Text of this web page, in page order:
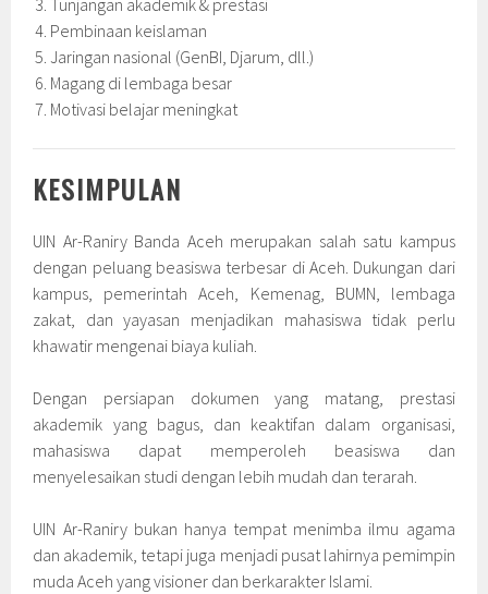
Tunjangan akademik & prestasi
Pembinaan keislaman
Jaringan nasional (GenBI, Djarum, dll.)
Magang di lembaga besar
Motivasi belajar meningkat
KESIMPULAN
UIN Ar-Raniry Banda Aceh merupakan salah satu kampus
dengan peluang beasiswa terbesar di Aceh. Dukungan dari
kampus, pemerintah Aceh, Kemenag, BUMN, lembaga
zakat, dan yayasan menjadikan mahasiswa tidak perlu
khawatir mengenai biaya kuliah.
Dengan persiapan dokumen yang matang, prestasi
akademik yang bagus, dan keaktifan dalam organisasi,
mahasiswa dapat memperoleh beasiswa dan
menyelesaikan studi dengan lebih mudah dan terarah.
UIN Ar-Raniry bukan hanya tempat menimba ilmu agama
dan akademik, tetapi juga menjadi pusat lahirnya pemimpin
muda Aceh yang visioner dan berkarakter Islami.